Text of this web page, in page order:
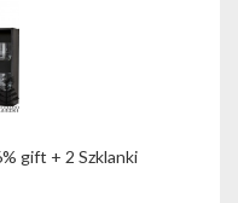
gift + 2 Szklanki